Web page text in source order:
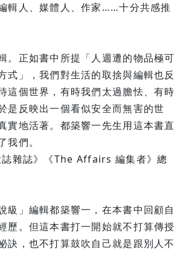
輯人、媒體人、作家……十分共感推
。正如書中所提「人週遭的物品極可
式」，我們對生活的取捨與編輯也反
這個世界，有時我們太過膽怯、有時
是反映出一個看似安全而無害的世
實地活著。都築響一先生用這本書直
我們。
雜誌》《The Affairs 編集者》總
級」編輯都築響一，在本書中回顧自
歷。但這本書打一開始就不打算傳授
訣，也不打算鼓吹自己就是跟別人不